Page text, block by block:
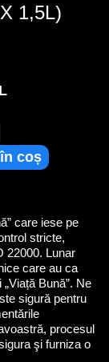
1,5L)
potabilă purificată
coș
care iese pe
stricte,
22000. Lunar
care au ca
Bună”. Ne
sigură pentru
procesul
şi furniza o